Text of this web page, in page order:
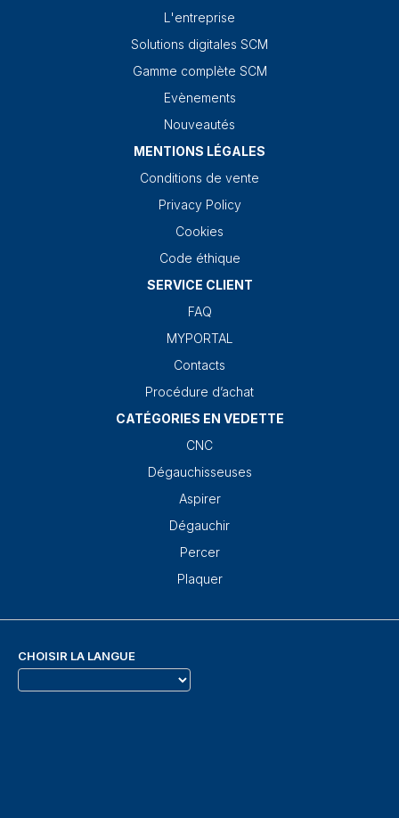
L'entreprise
Solutions digitales SCM
Gamme complète SCM
Evènements
Nouveautés
MENTIONS LÉGALES
Conditions de vente
Privacy Policy
Cookies
Code éthique
SERVICE CLIENT
FAQ
MYPORTAL
Contacts
Procédure d’achat
CATÉGORIES EN VEDETTE
CNC
Dégauchisseuses
Aspirer
Dégauchir
Percer
Plaquer
CHOISIR LA LANGUE